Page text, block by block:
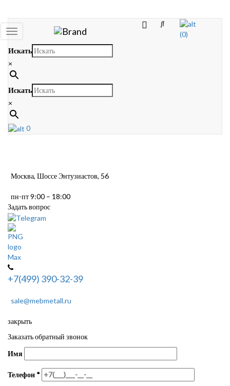
Toggle
navigation
(0)
Искать
×
Искать
×
0
Москва, Шоссе Энтузиастов, 56
пн-пт 9:00 – 18:00
Задать вопрос
+7(499) 390-32-39
sale@mebmetall.ru
закрыть
Заказать обратный звонок
Имя
Телефон *